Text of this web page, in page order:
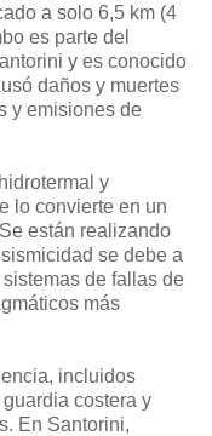
a solo 6,5 km (4
es parte del
y es conocido
daños y muertes
y emisiones de
y
lo convierte en un
están realizando
se debe a
de fallas de
más
incluidos
costera y
En Santorini,